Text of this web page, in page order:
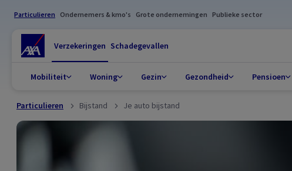
Particulieren Ondernemers & kmo's Grote ondernemingen Publieke sector
Verzekeringen Schadegevallen
Mobiliteit Woning Gezin Gezondheid Pensioen
Particulieren Bijstand Je auto bijstand